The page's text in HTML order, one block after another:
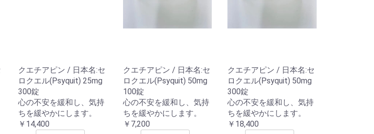
クエチアピン / 日本名:セ
ロクエル(Psyquit) 25mg
300錠
心の不安を緩和し、気持
ちを緩やかにします。
￥14,400
クエチアピン / 日本名:セ
ロクエル(Psyquit) 50mg
100錠
心の不安を緩和し、気持
ちを緩やかにします。
￥7,200
クエチアピン / 日本名:セ
ロクエル(Psyquit) 50mg
300錠
心の不安を緩和し、気持
ちを緩やかにします。
￥18,400